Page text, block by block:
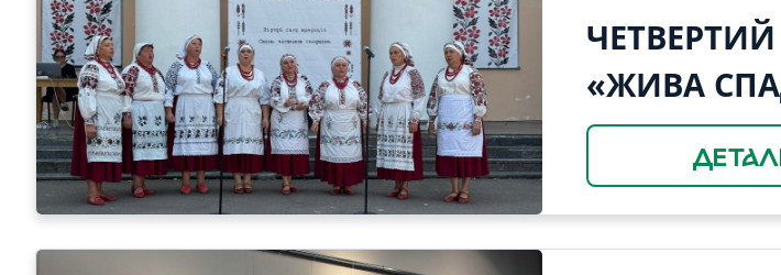
«ЖИВА